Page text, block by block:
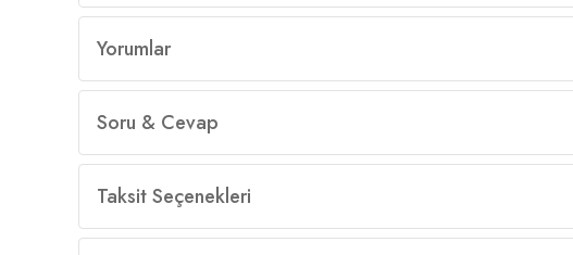
Yorumlar
Soru & Cevap
Taksit Seçenekleri